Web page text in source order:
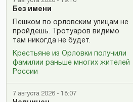
Без имени
Пешком по орловским улицам не
пройдешь. Тротуаров видимо
там никогда не будет.
Крестьяне из Орловки получили
фамилии раньше многих жителей
России
7 августа 2026 - 18:07